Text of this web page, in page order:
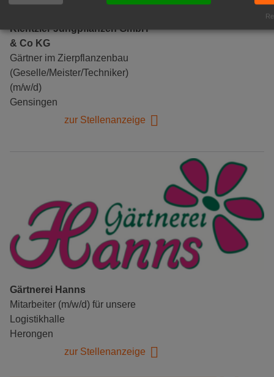
Kientzler Jungpflanzen GmbH
& Co KG
Gärtner im Zierpflanzenbau
(Geselle/Meister/Techniker)
(m/w/d)
Gensingen
zur Stellenanzeige
Gärtnerei Hanns
Mitarbeiter (m/w/d) für unsere
Logistikhalle
Herongen
zur Stellenanzeige